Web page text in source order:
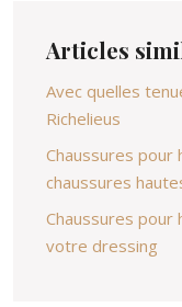
Articles
Avec quelles
Richelieus
Chaussures pour
chaussures
Chaussures pour
votre dressing